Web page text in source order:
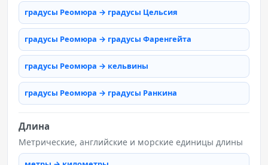
градусы Реомюра → градусы Цельсия
градусы Реомюра → градусы Фаренгейта
градусы Реомюра → кельвины
градусы Реомюра → градусы Ранкина
Длина
Метрические, английские и морские единицы длины